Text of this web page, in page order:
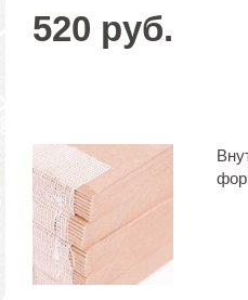
520 руб.